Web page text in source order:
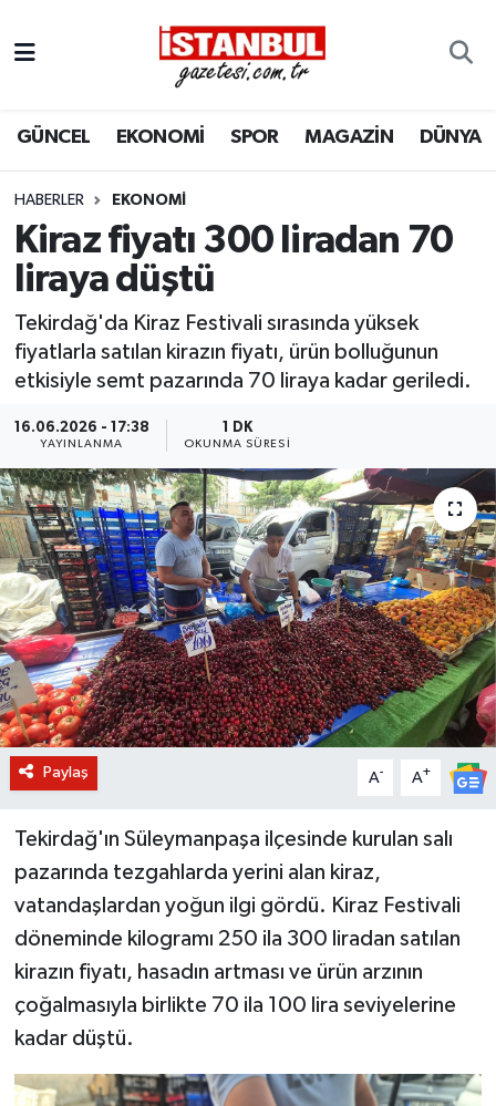
GÜNCEL EKONOMİ SPOR MAGAZİN DÜNYA
HABERLER EKONOMI
Kiraz fiyatı 300 liradan 70
liraya düştü
Tekirdağ'da Kiraz Festivali sırasında yüksek
fiyatlarla satılan kirazın fiyatı, ürün bolluğunun
etkisiyle semt pazarında 70 liraya kadar geriledi.
16.06.2026 - 17:38
YAYINLANMA
1 DK
OKUNMA SÜRESI
Paylaş A- A+
Tekirdağ'ın Süleymanpaşa ilçesinde kurulan salı
pazarında tezgahlarda yerini alan kiraz,
vatandaşlardan yoğun ilgi gördü. Kiraz Festivali
döneminde kilogramı 250 ila 300 liradan satılan
kirazın fiyatı, hasadın artması ve ürün arzının
çoğalmasıyla birlikte 70 ila 100 lira seviyelerine
kadar düştü.
EKONOMİ
İSTANBUL
DÜNYA
KÜLTÜR SANAT
SAĞLIK
BİLİM VE TEKNOLOJİ
OTOMOBİL
KURUMSAL
Nöbetçi Eczaneler
Hava Durumu
Trafik Durumu
Süper Lig Puan Durumu ve Fikstür
Son Dakika Haberleri
Haber Arşivi